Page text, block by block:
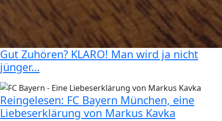
Gut Zuhören? KLARO! Man wird ja nicht
jünger…
Reingelesen: FC Bayern München, eine
Liebeserklärung von Markus Kavka